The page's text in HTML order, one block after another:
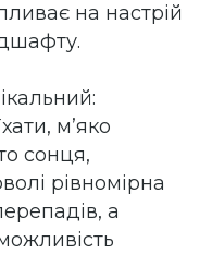
на настрій
м’яко
сонця,
рівномірна
а